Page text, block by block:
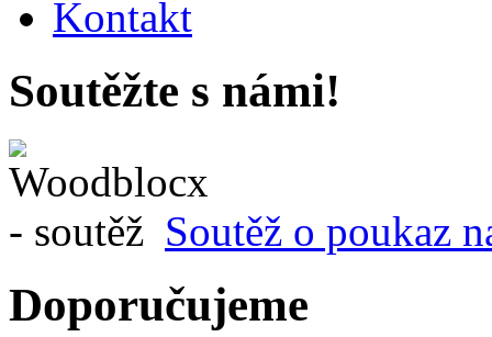
Kontakt
Soutěžte s námi!
Soutěž o poukaz
Doporučujeme